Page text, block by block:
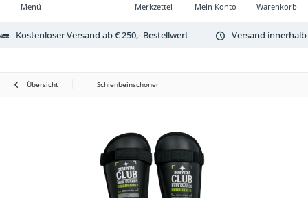
Kostenloser Versand ab € 250,- Bestellwert Versand
Warenkorb
Merkzettel Mein Konto
Menü
Übersicht Schienbeinschoner